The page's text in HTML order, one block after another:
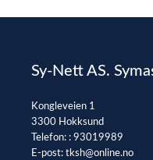
Sy-Nett AS.
Kongleveien 1
3300 Hokksund
Telefon: : 93019989
E-post: tksh@online.no